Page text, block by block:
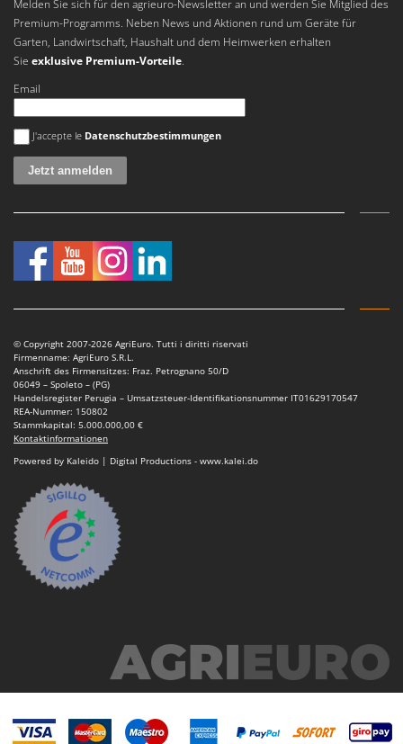
Melden Sie sich für den agrieuro-Newsletter an und werden Sie Mitglied des
Premium-Programms. Neben News und Aktionen rund um Geräte für
Garten, Landwirtschaft, Haushalt und dem Heimwerken erhalten
Sie exklusive Premium-Vorteile.
Email
Es ist ein Fehler aufgetreten
J'accepte le Datenschutzbestimmungen
© Copyright 2007-2026 AgriEuro. Tutti i diritti riservati
Firmenname: AgriEuro S.R.L.
Anschrift des Firmensitzes: Fraz. Petrognano 50/D
06049 – Spoleto – (PG)
Handelsregister Perugia – Umsatzsteuer-Identifikationsnummer IT01629170547
REA-Nummer: 150802
Stammkapital: 5.000.000,00 €
Kontaktinformationen
Powered by Kaleido | Digital Productions - www.kalei.do